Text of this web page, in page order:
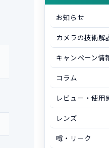
お知らせ
カメラの技術解
キャンペーン情
コラム
レビュー・使用
レンズ
噂・リーク